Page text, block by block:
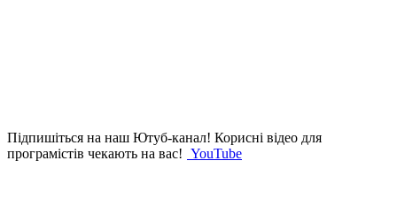
Підпишіться на наш Ютуб-канал! Корисні відео для
програмістів чекають на вас! YouTube